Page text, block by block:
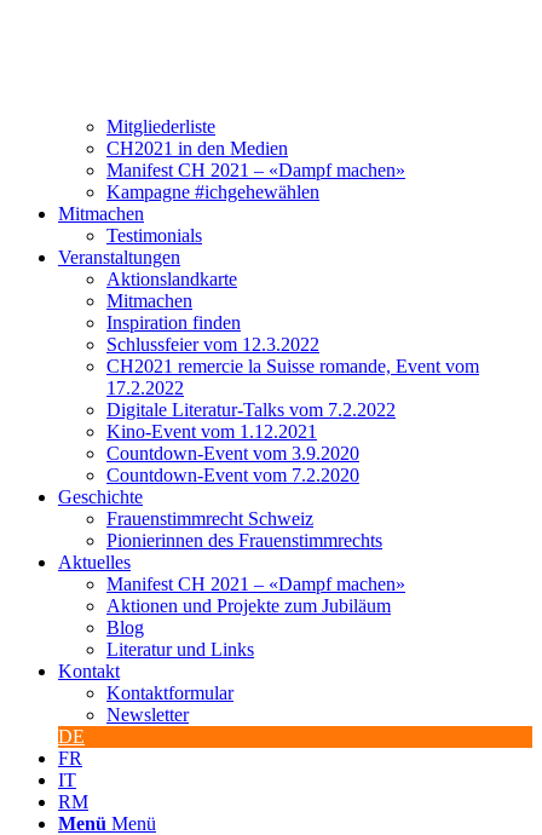
Mitgliederliste
CH2021 in den Medien
Manifest CH 2021 – «Dampf machen»
Kampagne #ichgehewählen
Mitmachen
Testimonials
Veranstaltungen
Aktionslandkarte
Mitmachen
Inspiration finden
Schlussfeier vom 12.3.2022
CH2021 remercie la Suisse romande, Event vom
17.2.2022
Digitale Literatur-Talks vom 7.2.2022
Kino-Event vom 1.12.2021
Countdown-Event vom 3.9.2020
Countdown-Event vom 7.2.2020
Geschichte
Frauenstimmrecht Schweiz
Pionierinnen des Frauenstimmrechts
Aktuelles
Manifest CH 2021 – «Dampf machen»
Aktionen und Projekte zum Jubiläum
Blog
Literatur und Links
Kontakt
Kontaktformular
Newsletter
DE
FR
IT
RM
Menü Menü